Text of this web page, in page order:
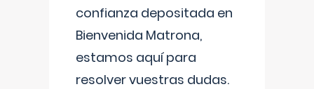
confianza depositada en
Bienvenida Matrona,
estamos aquí para
resolver vuestras dudas.